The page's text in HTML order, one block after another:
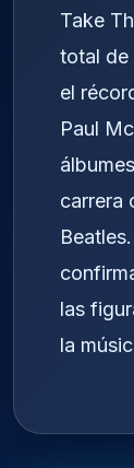
Take
total de
el
Paul
carrera
las
la